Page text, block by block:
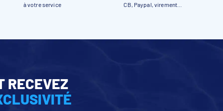
à votre service CB, Paypal, virement…
RECEVEZ